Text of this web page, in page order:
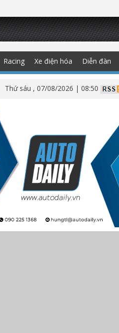
Racing Xe điện hóa Diễn đàn
Thứ sáu , 07/08/2026 | 08:50